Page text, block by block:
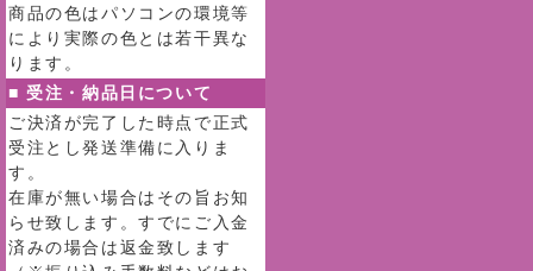
商品の色はパソコンの環境等
により実際の色とは若干異な
ります。
■ 受注・納品日について
ご決済が完了した時点で正式
受注とし発送準備に入りま
す。
在庫が無い場合はその旨お知
らせ致します。すでにご入金
済みの場合は返金致します